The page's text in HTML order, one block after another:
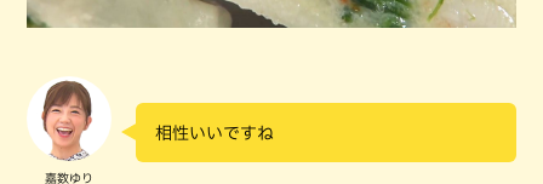
嘉数ゆり
相性いいですね